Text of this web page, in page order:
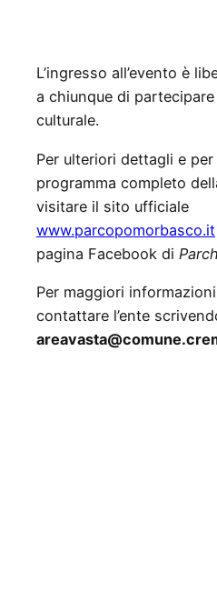
L’ingresso all’evento è
a chiunque di
culturale.
Per ulteriori dettagli e
programma completo
visitare il sito ufficiale
www.parcopomorbasco.it
pagina Facebook di
Per maggiori
contattare l’ente